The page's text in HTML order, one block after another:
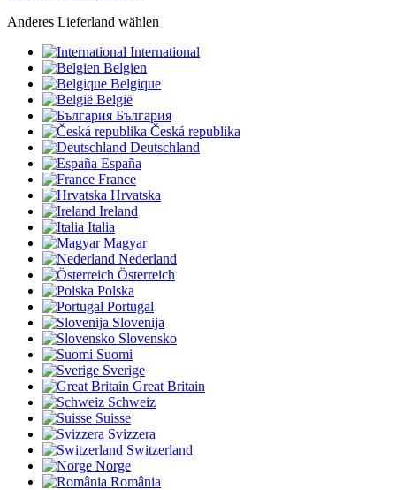
Anderes Lieferland wählen
International
Belgien
Belgique
België
България
Česká republika
Deutschland
España
France
Hrvatska
Ireland
Italia
Magyar
Nederland
Österreich
Polska
Portugal
Slovenija
Slovensko
Suomi
Sverige
Great Britain
Schweiz
Suisse
Svizzera
Switzerland
Norge
România